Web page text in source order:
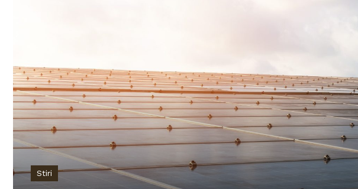
Stiri